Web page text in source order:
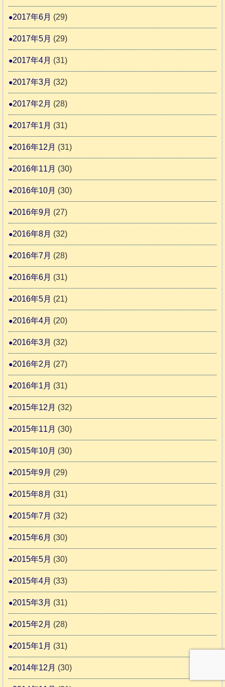
2017年6月 (29)
2017年5月 (29)
2017年4月 (31)
2017年3月 (32)
2017年2月 (28)
2017年1月 (31)
2016年12月 (31)
2016年11月 (30)
2016年10月 (30)
2016年9月 (27)
2016年8月 (32)
2016年7月 (28)
2016年6月 (31)
2016年5月 (21)
2016年4月 (20)
2016年3月 (32)
2016年2月 (27)
2016年1月 (31)
2015年12月 (32)
2015年11月 (30)
2015年10月 (30)
2015年9月 (29)
2015年8月 (31)
2015年7月 (32)
2015年6月 (30)
2015年5月 (30)
2015年4月 (33)
2015年3月 (31)
2015年2月 (28)
2015年1月 (31)
2014年12月 (30)